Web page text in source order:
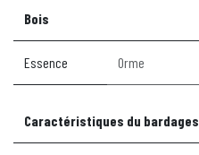
Bois
Essence Orme
Caractéristiques du bardages